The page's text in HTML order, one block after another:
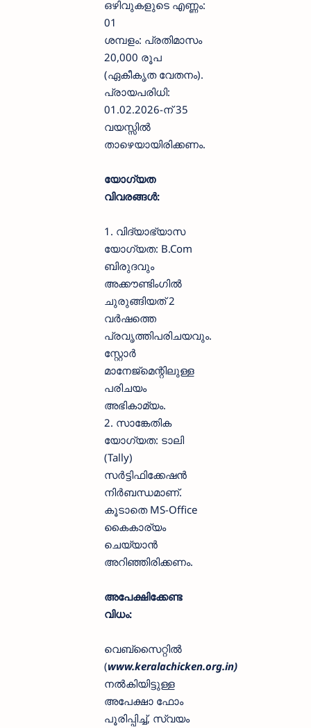
ഒഴിവുകളുടെ എണ്ണം:
01
ശമ്പളം: പ്രതിമാസം
20,000 രൂപ
(ഏകീകൃത വേതനം).
പ്രായപരിധി:
01.02.2026-ന് 35
വയസ്സിൽ
താഴെയായിരിക്കണം.
യോഗ്യത
വിവരങ്ങൾ:
1. വിദ്യാഭ്യാസ
യോഗ്യത: B.Com
ബിരുദവും
അക്കൗണ്ടിംഗിൽ
ചുരുങ്ങിയത് 2
വർഷത്തെ
പ്രവൃത്തിപരിചയവും.
സ്റ്റോർ
മാനേജ്‌മെന്റിലുള്ള
പരിചയം
അഭികാമ്യം.
2. സാങ്കേതിക
യോഗ്യത: ടാലി
(Tally)
സർട്ടിഫിക്കേഷൻ
നിർബന്ധമാണ്.
കൂടാതെ MS-Office
കൈകാര്യം
ചെയ്യാൻ
അറിഞ്ഞിരിക്കണം.
അപേക്ഷിക്കേണ്ട
വിധം:
വെബ്‌സൈറ്റിൽ
(www.keralachicken.org.in)
നൽകിയിട്ടുള്ള
അപേക്ഷാ ഫോം
പൂരിപ്പിച്ച്, സ്വയം